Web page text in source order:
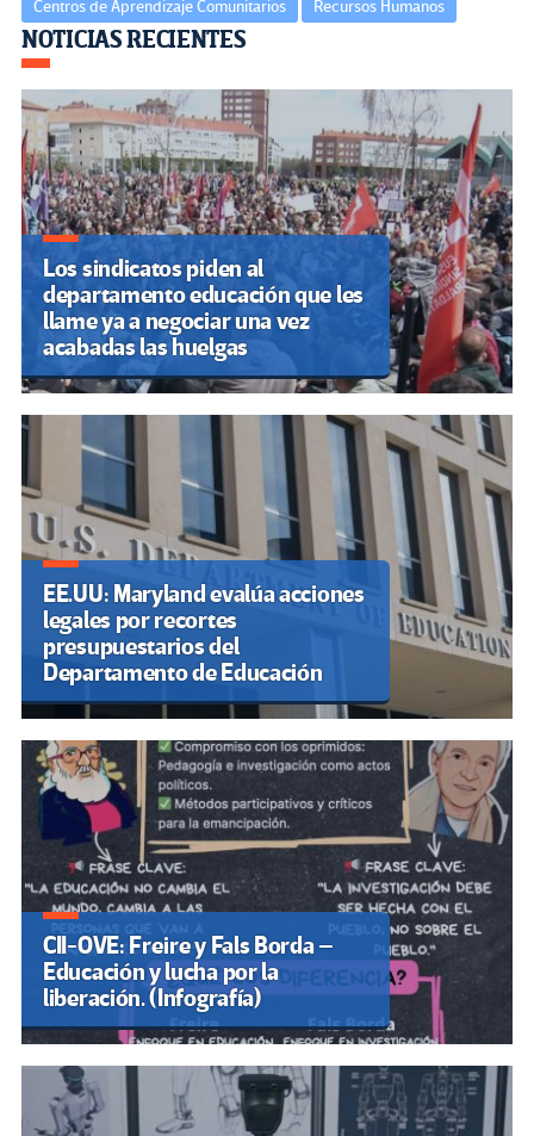
Centros de Aprendizaje Comunitarios Recursos Humanos
Navegación
de
entradas
NOTICIAS RECIENTES
Los sindicatos piden al
departamento educación que les
llame ya a negociar una vez
acabadas las huelgas
EE.UU: Maryland evalúa acciones
legales por recortes
presupuestarios del
Departamento de Educación
CII-OVE: Freire y Fals Borda –
Educación y lucha por la
liberación. (Infografía)